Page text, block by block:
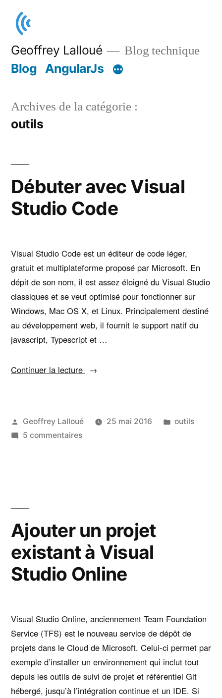
Aller
contenu
Geoffrey Lalloué Blog technique
Blog AngularJs
Archives de la catégorie :
outils
Débuter avec Visual
Studio Code
Visual Studio Code est un éditeur de code léger,
gratuit et multiplateforme proposé par Microsoft. En
dépit de son nom, il est assez éloigné du Visual Studio
classiques et se veut optimisé pour fonctionner sur
Windows, Mac OS X, et Linux. Principalement destiné
au développement web, il fournit le support natif du
javascript, Typescript et …
Continuer la lecture
« Débuter
Code »
Publié
par
Geoffrey Lalloué 25 mai 2016
Publié
outils
5 commentairessur
Ajouter un projet
existant à Visual
Studio Online
Visual Studio Online, anciennement Team Foundation
Service (TFS) est le nouveau service de dépôt de
projets dans le Cloud de Microsoft. Celui-ci permet par
exemple d’installer un environnement qui inclut tout
depuis les outils de suivi de projet et référentiel Git
hébergé, jusqu’à l’intégration continue et un IDE. Si